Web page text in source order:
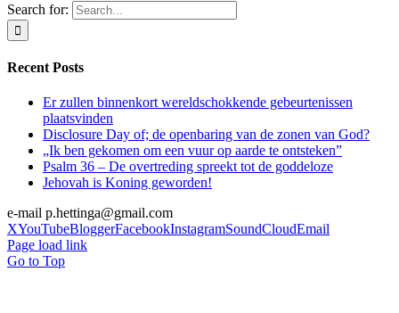
Search for:
Recent Posts
Er zullen binnenkort wereldschokkende gebeurtenissen
plaatsvinden
Disclosure Day of; de openbaring van de zonen van God?
„Ik ben gekomen om een vuur op aarde te ontsteken”
Psalm 36 – De overtreding spreekt tot de goddeloze
Jehovah is Koning geworden!
e-mail p.hettinga@gmail.com
XYouTubeBloggerFacebookInstagramSoundCloudEmail
Page load link
Go to Top